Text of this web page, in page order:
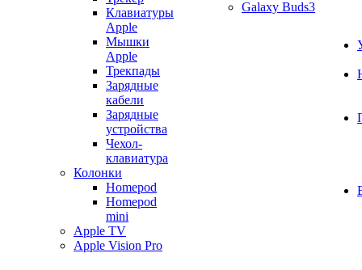
Клавиатуры
Apple
Мышки
Apple
Трекпады
Зарядные
кабели
Зарядные
устройства
Чехол-
клавиатура
Колонки
Homepod
Homepod
mini
Apple TV
Apple Vision Pro
Galaxy Buds3